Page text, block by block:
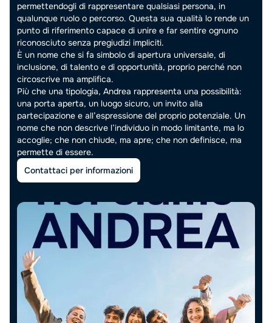
permettendogli di rappresentare qualsiasi persona, in
qualunque ruolo o percorso. Questa sua qualità lo rende un
punto di riferimento capace di unire e far sentire ognuno
riconosciuto senza pregiudizi impliciti.
È un nome che si fa simbolo di apertura universale, di
inclusione, di talento e di opportunità, proprio perché non
circoscrive ma amplifica.
Più che una tipologia, Andrea rappresenta una possibilità:
una porta aperta, un luogo sicuro, un invito alla
partecipazione e all’espressione del proprio potenziale. Un
nome che non descrive l’individuo in modo limitante, ma lo
accoglie; che non chiude, ma apre; che non definisce, ma
permette di essere.
Contattaci per informazioni